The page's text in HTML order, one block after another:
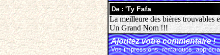
De : 'Ty Fafa
La meilleure des bières trouvables
Un Grand Nom !!!
Ajoutez votre commentaire !
Vos impressions, remarques,